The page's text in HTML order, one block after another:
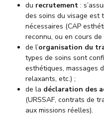
du recrutement :
des soins du visage est
nécessaires (CAP
reconnu, ou en cours
de l’organisation du
types de soins sont
esthétiques, massages
relaxants, etc.) ;
de la déclaration des
(URSSAF, contrats de
aux missions réelles).